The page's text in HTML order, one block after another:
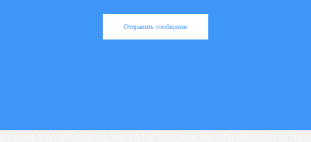
Отправить сообщение